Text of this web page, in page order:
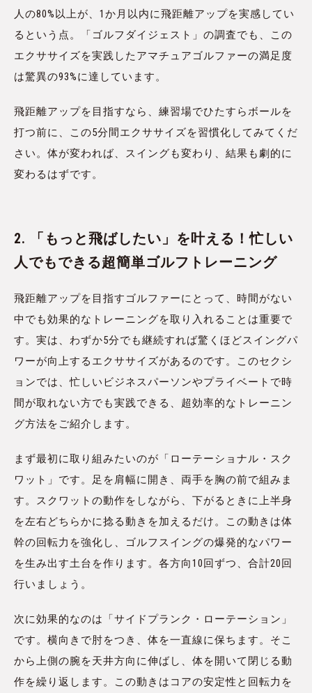
人の80%以上が、1か月以内に飛距離アップを実感してい
るという点。「ゴルフダイジェスト」の調査でも、この
エクササイズを実践したアマチュアゴルファーの満足度
は驚異の93%に達しています。
飛距離アップを目指すなら、練習場でひたすらボールを
打つ前に、この5分間エクササイズを習慣化してみてくだ
さい。体が変われば、スイングも変わり、結果も劇的に
変わるはずです。
2. 「もっと飛ばしたい」を叶える！忙しい
人でもできる超簡単ゴルフトレーニング
飛距離アップを目指すゴルファーにとって、時間がない
中でも効果的なトレーニングを取り入れることは重要で
す。実は、わずか5分でも継続すれば驚くほどスイングパ
ワーが向上するエクササイズがあるのです。このセクシ
ョンでは、忙しいビジネスパーソンやプライベートで時
間が取れない方でも実践できる、超効率的なトレーニン
グ方法をご紹介します。
まず最初に取り組みたいのが「ローテーショナル・スク
ワット」です。足を肩幅に開き、両手を胸の前で組みま
す。スクワットの動作をしながら、下がるときに上半身
を左右どちらかに捻る動きを加えるだけ。この動きは体
幹の回転力を強化し、ゴルフスイングの爆発的なパワー
を生み出す土台を作ります。各方向10回ずつ、合計20回
行いましょう。
次に効果的なのは「サイドプランク・ローテーション」
です。横向きで肘をつき、体を一直線に保ちます。そこ
から上側の腕を天井方向に伸ばし、体を開いて閉じる動
作を繰り返します。この動きはコアの安定性と回転力を